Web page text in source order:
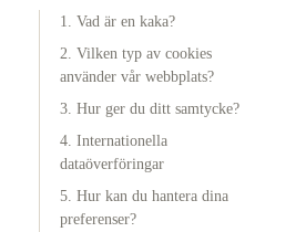
1. Vad är en kaka?
2. Vilken typ av cookies
använder vår webbplats?
3. Hur ger du ditt samtycke?
4. Internationella
dataöverföringar
5. Hur kan du hantera dina
preferenser?